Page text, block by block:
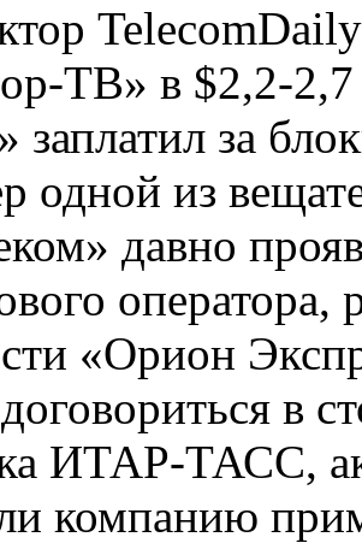
ТВ» в $2,2-
заплатил за
одной из
давно
оператора,
«Орион
в
ИТАР-ТАСС,
компанию